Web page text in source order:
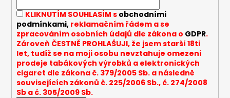
e
e
n
a
KLIKNUTÍM SOUHLASÍM s obchodními
podmínkami,reklamačním řádem a se
zpracováním osobních údajů dle zákona o GDPR.
Zároveň ČESTNĚ PROHLAŠUJI, že jsem starší 18ti
let, tudíž se na moji osobu nevztahuje omezení
prodeje tabákových výrobků a elektronických
cigaret dle zákona č. 379/2005 Sb. a následně
souvisejících zákonů č. 225/2006 Sb., č. 274/2008
Sb a č. 305/2009 Sb.